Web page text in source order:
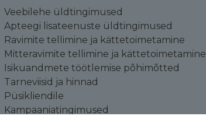
Veebilehe üldtingimused
Apteegi lisateenuste üldtingimused
Ravimite tellimine ja kättetoimetamine
Mitteravimite tellimine ja kättetoimetamine
Isikuandmete töötlemise põhimõtted
Tarneviisid ja hinnad
Püsikliendile
Kampaaniatingimused